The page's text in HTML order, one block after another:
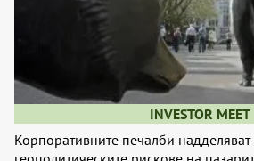
INVESTOR MEET
Корпоративните печалби